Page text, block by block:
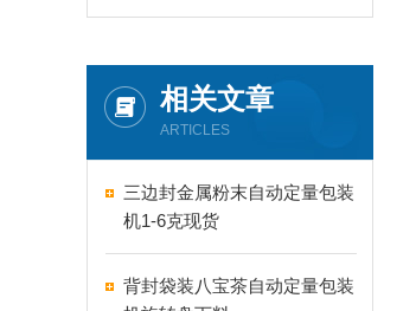
相关文章
ARTICLES
三边封金属粉末自动定量包装
机1-6克现货
背封袋装八宝茶自动定量包装